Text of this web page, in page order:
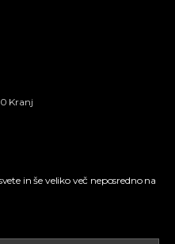
Kranj
in še veliko več neposredno na